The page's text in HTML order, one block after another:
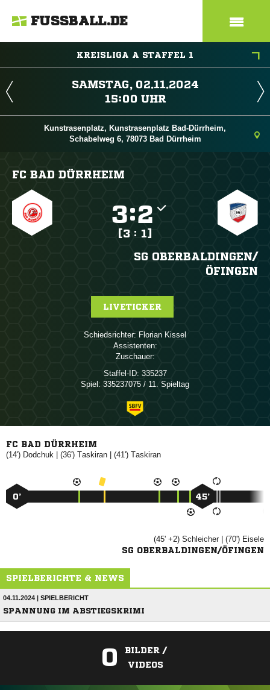
FUSSBALL.DE
KREISLIGA A STAFFEL 1
 
 
Kunstrasenplatz, Kunstrasenplatz Bad-Dürrheim,
Schabelweg 6, 78073 Bad Dürrheim
FC BAD DÜRRHEIM
:
[3 : 1]
SG OBERBALDINGEN/​
ÖFINGEN
LIVETICKER
Schiedsrichter:  
Assistenten:
Zuschauer:
Staffel-ID: 335237
Spiel: 335237075 / 11. Spieltag
FC BAD DÜRRHEIM
(14')  | (36')  | (41') 
0’ 45’
(45' +2) | (70') 
SG OBERBALDINGEN/ÖFINGEN
SPIELBERICHTE & NEWS
04.11.2024 | SPIELBERICHT
SPANNUNG IM ABSTIEGSKRIMI
0
BILDER /
VIDEOS